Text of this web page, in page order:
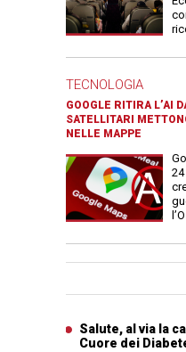
TECNOLOGIA
GOOGLE RITIRA L’AI
SATELLITARI
NELLE MAPPE
24
Salute, al via la
Cuore dei